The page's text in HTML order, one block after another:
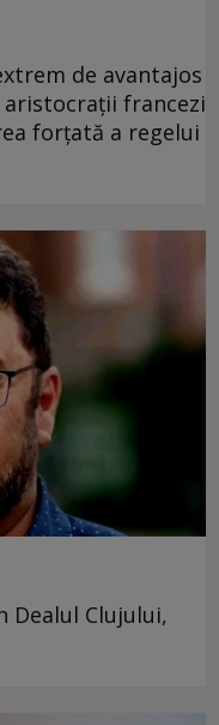
de avantajos
aristocrații francezi
forțată a regelui
Dealul Clujului,